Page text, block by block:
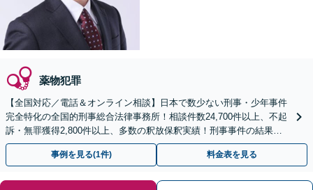
薬物犯罪
【全国対応／電話＆オンライン相談】日本で数少ない刑事・少年事件
完全特化の全国的刑事総合法律事務所！相談件数24,700件以上、不起
訴・無罪獲得2,800件以上、多数の釈放保釈実績！刑事事件の結果は
弁護士の腕次第で変わります【初回相談無料】
事例を見る(1件) 料金表を見る